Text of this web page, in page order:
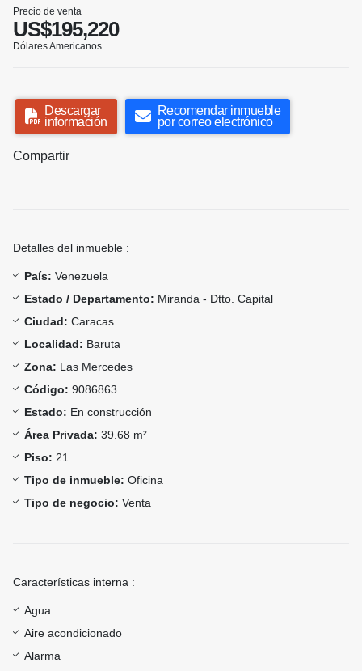
Precio de venta
US$195,220
Dólares Americanos
Descargar
información
Recomendar inmueble
por correo electrónico
Compartir
Detalles del inmueble :
País: Venezuela
Estado / Departamento: Miranda - Dtto. Capital
Ciudad: Caracas
Localidad: Baruta
Zona: Las Mercedes
Código: 9086863
Estado: En construcción
Área Privada: 39.68 m²
Piso: 21
Tipo de inmueble: Oficina
Tipo de negocio: Venta
Características interna :
Agua
Aire acondicionado
Alarma